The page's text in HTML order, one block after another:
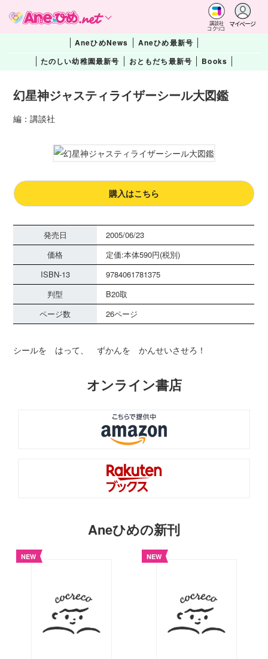
講談社
コクリコ
マイページ
AneひめNews
Aneひめ最新号
たのしい幼稚園最新号
おともだち最新号 Books
幻星神ジャスティライザーシール大図鑑
編：講談社
購入はこちら
発売日
2005/06/23
価格
定価:本体590円(税別)
ISBN-13
9784061781375
判型
B20取
ページ数
26ページ
シールを はって、 ずかんを かんせいさせろ！
オンライン書店
Aneひめの新刊
NEW NEW